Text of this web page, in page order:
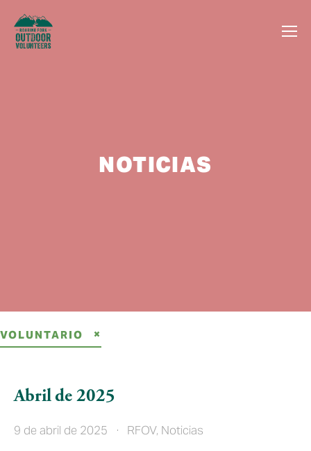
NOTICIAS
VOLUNTARIO
Abril de 2025
9 de abril de 2025 RFOV, Noticias